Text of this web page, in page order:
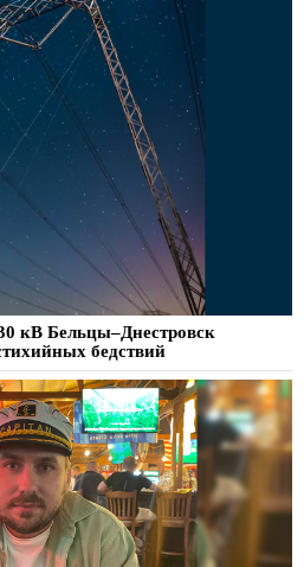
кВ Бельцы–Днестровск
бедствий